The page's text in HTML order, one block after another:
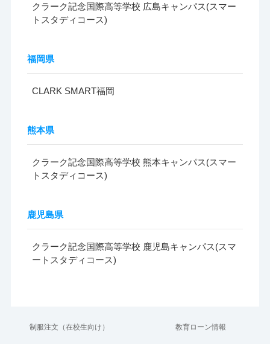
クラーク記念国際高等学校 広島キャンパス(スマー
トスタディコース)
福岡県
CLARK SMART福岡
熊本県
クラーク記念国際高等学校 熊本キャンパス(スマー
トスタディコース)
鹿児島県
クラーク記念国際高等学校 鹿児島キャンパス(スマ
ートスタディコース)
制服注文（在校生向け） 教育ローン情報